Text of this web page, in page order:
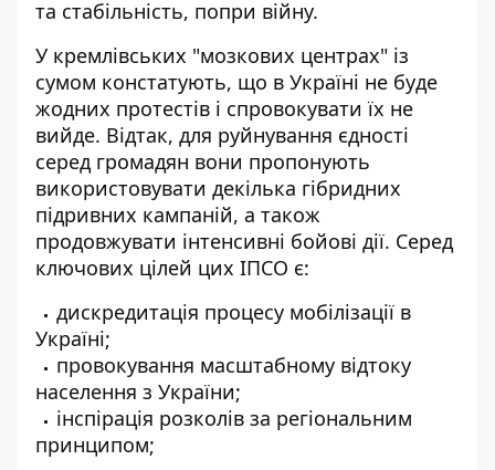
та стабільність, попри війну.
У кремлівських "мозкових центрах" із
сумом констатують, що в Україні не буде
жодних протестів і спровокувати їх не
вийде. Відтак, для руйнування єдності
серед громадян вони пропонують
використовувати декілька гібридних
підривних кампаній, а також
продовжувати інтенсивні бойові дії. Серед
ключових цілей цих ІПСО є:
дискредитація процесу мобілізації в
Україні;
провокування масштабному відтоку
населення з України;
інспірація розколів за регіональним
принципом;